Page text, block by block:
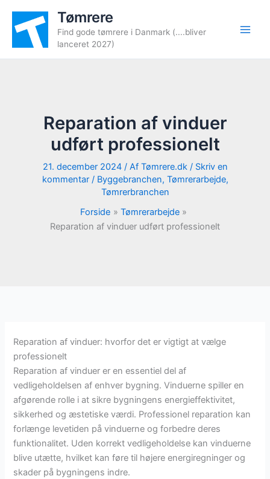
indholdet
Tømrere
Find gode tømrere i Danmark (....bliver
lanceret 2027)
Reparation af vinduer
udført professionelt
21. december 2024 / Af Tømrere.dk / Skriv en
kommentar / Byggebranchen, Tømrerarbejde,
Tømrerbranchen
Forside
Tømrerarbejde
Reparation af vinduer udført professionelt
Reparation af vinduer: hvorfor det er vigtigt at vælge
professionelt
Reparation af vinduer er en essentiel del af
vedligeholdelsen af enhver bygning. Vinduerne spiller en
afgørende rolle i at sikre bygningens energieffektivitet,
sikkerhed og æstetiske værdi. Professionel reparation kan
forlænge levetiden på vinduerne og forbedre deres
funktionalitet. Uden korrekt vedligeholdelse kan vinduerne
blive utætte, hvilket kan føre til højere energiregninger og
skader på bygningens indre.